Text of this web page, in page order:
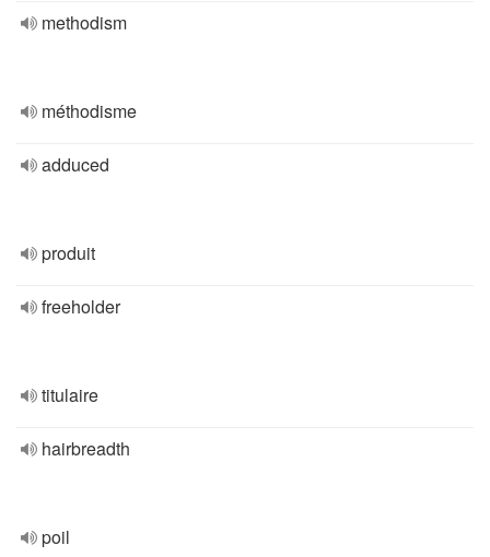
methodism
méthodisme
adduced
produit
freeholder
titulaire
hairbreadth
poil